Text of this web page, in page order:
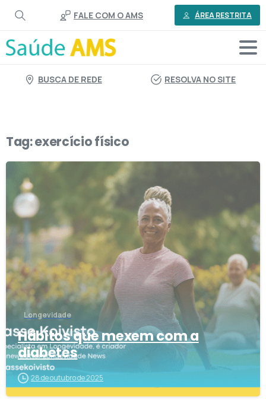
conteúdo
FALE COM O AMS ÁREA RESTRITA
BUSCA DE REDE RESOLVA NO SITE
Tag:exercício físico
Longevidade
Hábitos que mexem com a
diabetes
28 de outubro de 2025